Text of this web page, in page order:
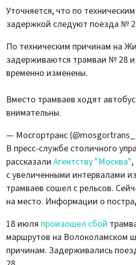
Уточняется, что по
задержкой следуют поезда №
По техническим причинам на
задерживаются трамваи № 28
временно изменены.
Вместо трамваев ходят
внимательны.
— Мосгортранс
В пресс-службе столичного
рассказали Агентству "Москва"
с увеличенными интервалами
трамваев сошел с рельсов.
на место. Информации о
18 июля произошел сбой
маршрутов на Волоколамском
причинам. Задерживались